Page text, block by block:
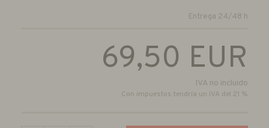
Entrega 24/48 h
69,50 EUR
IVA no incluido
Con impuestos tendría un IVA del 21 %